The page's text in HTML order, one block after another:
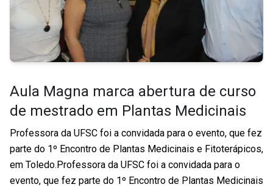
Aula Magna marca abertura de curso
de mestrado em Plantas Medicinais
Professora da UFSC foi a convidada para o evento, que fez
parte do 1º Encontro de Plantas Medicinais e Fitoterápicos,
em Toledo.Professora da UFSC foi a convidada para o
evento, que fez parte do 1º Encontro de Plantas Medicinais